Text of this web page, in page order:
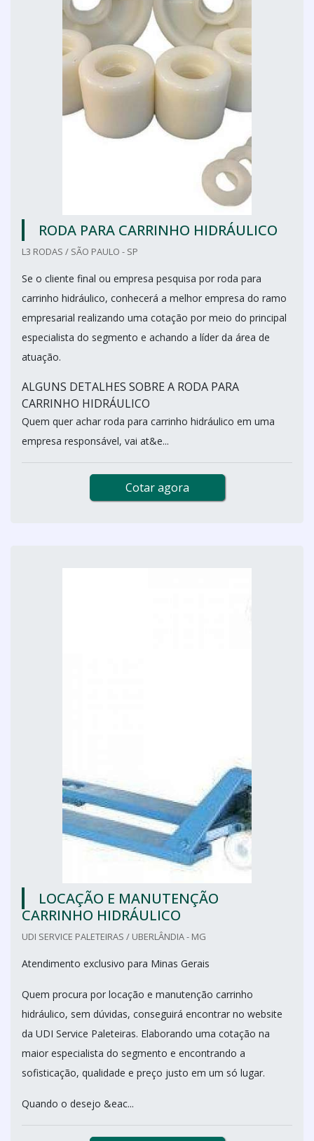
RODA PARA CARRINHO HIDRÁULICO
L3 RODAS / SÃO PAULO - SP
Se o cliente final ou empresa pesquisa por roda para
carrinho hidráulico, conhecerá a melhor empresa do ramo
empresarial realizando uma cotação por meio do principal
especialista do segmento e achando a líder da área de
atuação.
ALGUNS DETALHES SOBRE A RODA PARA
CARRINHO HIDRÁULICO
Quem quer achar roda para carrinho hidráulico em uma
empresa responsável, vai at&e...
Cotar agora
LOCAÇÃO E MANUTENÇÃO
CARRINHO HIDRÁULICO
UDI SERVICE PALETEIRAS / UBERLÂNDIA - MG
Atendimento exclusivo para Minas Gerais
Quem procura por locação e manutenção carrinho
hidráulico, sem dúvidas, conseguirá encontrar no website
da UDI Service Paleteiras. Elaborando uma cotação na
maior especialista do segmento e encontrando a
sofisticação, qualidade e preço justo em um só lugar.
Quando o desejo &eac...